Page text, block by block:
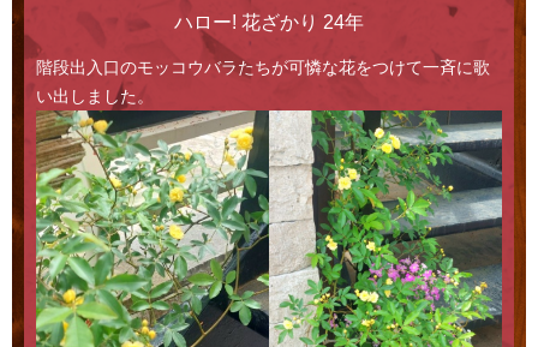
News
Staff blog
Access
ハロー! 花ざかり 24年
階段出入口のモッコウバラたちが可憐な花をつけて一斉に歌
い出しました。